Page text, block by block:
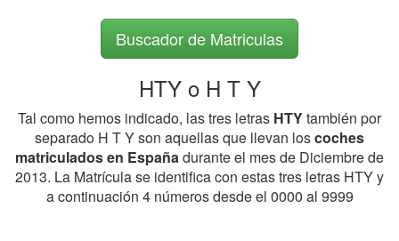
Buscador de Matriculas
HTY o H T Y
Tal como hemos indicado, las tres letras HTYtambién por
separado H T Y son aquellas que llevan loscoches
matriculados en Españadurante el mes de Diciembre de
2013. La Matrícula se identifica con estas tres letras HTY y
a continuación 4 números desde el 0000 al 9999